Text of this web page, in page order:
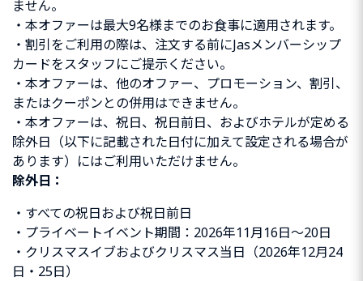
ません。
・本オファーは最大9名様までのお食事に適用されます。
・割引をご利用の際は、注文する前にJasメンバーシップ
カードをスタッフにご提示ください。
・本オファーは、他のオファー、プロモーション、割引、
またはクーポンとの併用はできません。
・本オファーは、祝日、祝日前日、およびホテルが定める
除外日（以下に記載された日付に加えて設定される場合が
あります）にはご利用いただけません。
除外日：
・すべての祝日および祝日前日
・プライベートイベント期間：2026年11月16日～20日
・クリスマスイブおよびクリスマス当日（2026年12月24
日・25日）